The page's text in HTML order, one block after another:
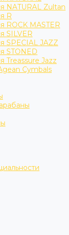
NATURAL Zultan
R
ROCK MASTER
SILVER
SPECIAL JAZZ
STONED
Treassure Jazz
Cymbals